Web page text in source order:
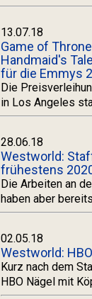
13.07.18
Game of
Handmaid's
für die Emmys
Die
in Los Angeles
28.06.18
Westworld:
frühestens
Die Arbeiten an
haben aber
02.05.18
Westworld:
Kurz nach dem
HBO Nägel mit